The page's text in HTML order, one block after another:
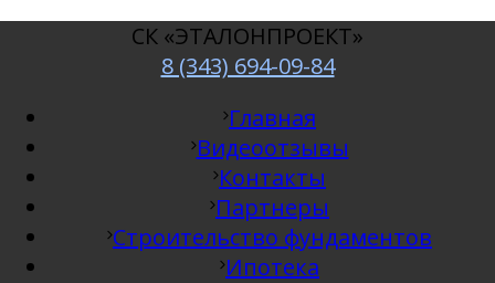
СК «ЭТАЛОНПРОЕКТ»
8 (343) 694-09-84
Главная
Видеоотзывы
Контакты
Партнеры
Строительство фундаментов
Ипотека